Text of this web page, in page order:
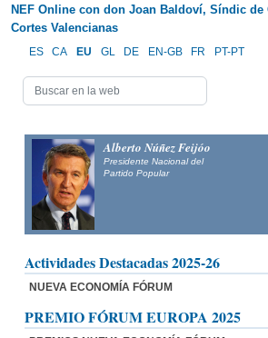
NEF Online con don Joan Baldoví, Síndic
Cortes Valencianas
ES CA EU GL DE EN-GB FR PT-PT
Alberto Núñez Feijóo
Presidente Nacional del
Partido Popular
Actividades Destacadas 2025-26
NUEVA ECONOMÍA FÓRUM
PREMIO FÓRUM EUROPA 2025